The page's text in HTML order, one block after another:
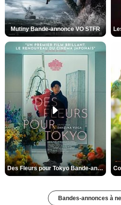
Mutiny Bande-annonce VO STFR
Des Fleurs pour Tokyo Bande-annonce VO STFR
Bandes-annonces à